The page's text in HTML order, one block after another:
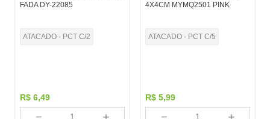
FADA DY-22085
ATACADO - PCT C/2
R$ 6,49
＋
－
4X4CM MYMQ2501 PINK
ATACADO - PCT C/5
R$ 5,99
＋
－